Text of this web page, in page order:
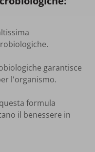
garantisce
l'organismo.
formula
il benessere in